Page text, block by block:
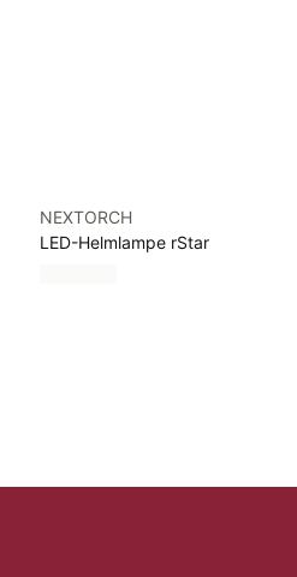
NEXTORCH
LED-Helmlampe rStar